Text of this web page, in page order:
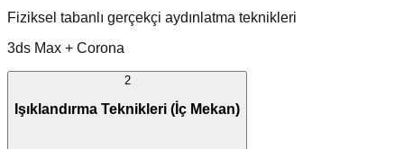
Fiziksel tabanlı gerçekçi aydınlatma teknikleri
3ds Max + Corona
2
Işıklandırma Teknikleri (İç Mekan)